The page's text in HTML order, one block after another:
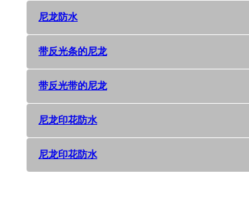
尼龙防水
带反光条的尼龙
带反光带的尼龙
尼龙印花防水
尼龙印花防水